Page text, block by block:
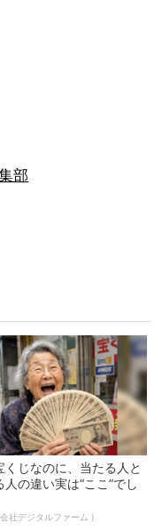
部
くじなのに、当たる人と
人の違い実は“ここ”でし
社デジタルファーム )